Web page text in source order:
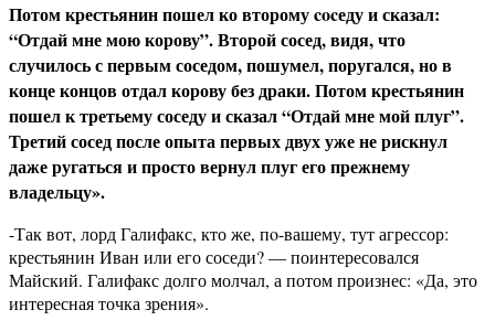
Потом крестьянин пошел ко второму cocеду и сказал:
“Отдай мне мою корову”. Второй сосед, видя, что
случилось с первым соседом, пошумел, поругался, но в
конце концов отдал корову без драки. Потом крестьянин
пошел к третьему соседу и сказал “Отдай мне мой плуг”.
Третий сосед после опыта первых двух уже не рискнул
даже ругаться и просто вернул плуг его прежнему
владельцу».
-Так вот, лорд Галифакс, кто же, пo-вашему, тут агрессор:
крестьянин Иван или его соседи? — поинтересовался
Майский. Гали­факс долго молчал, а потом произнес: «Да, это
интересная точка зрения».